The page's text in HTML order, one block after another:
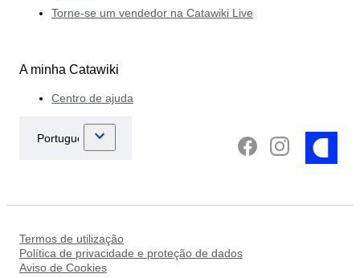
Torne-se um vendedor na Catawiki Live
A minha Catawiki
Centro de ajuda
Termos de utilização
Política de privacidade e proteção de dados
Aviso de Cookies